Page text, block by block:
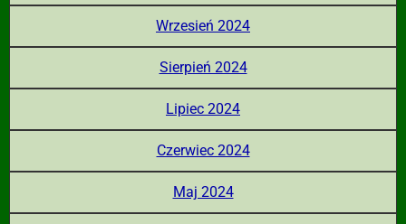
Wrzesień 2024
Sierpień 2024
Lipiec 2024
Czerwiec 2024
Maj 2024